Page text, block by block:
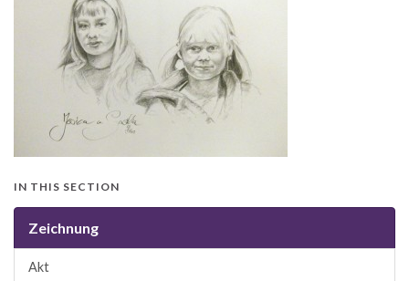
IN THIS SECTION
Zeichnung
Akt